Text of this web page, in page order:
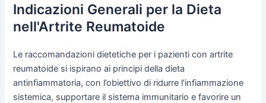
Indicazioni Generali per la Dieta
nell'Artrite Reumatoide
Le raccomandazioni dietetiche per i pazienti con artrite
reumatoide si ispirano ai principi della dieta
antinfiammatoria, con l’obiettivo di ridurre l’infiammazione
sistemica, supportare il sistema immunitario e favorire un